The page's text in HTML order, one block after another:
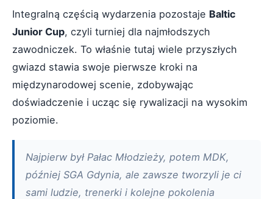
Integralną częścią wydarzenia pozostaje Baltic
Junior Cup, czyli turniej dla najmłodszych
zawodniczek. To właśnie tutaj wiele przyszłych
gwiazd stawia swoje pierwsze kroki na
międzynarodowej scenie, zdobywając
doświadczenie i ucząc się rywalizacji na wysokim
poziomie.
Najpierw był Pałac Młodzieży, potem MDK,
później SGA Gdynia, ale zawsze tworzyli je ci
sami ludzie, trenerki i kolejne pokolenia